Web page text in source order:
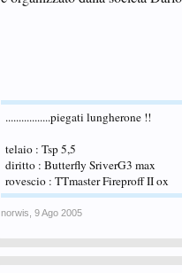
.................piegati lungherone !!
telaio : Tsp 5,5
diritto : Butterfly SriverG3 max
rovescio : TTmaster Fireproff II ox
norwis 9 Ago 2005